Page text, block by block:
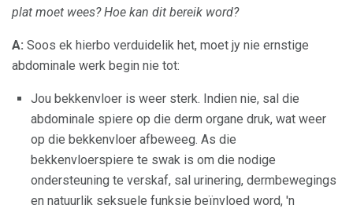
plat moet wees? Hoe kan dit bereik word?
A: Soos ek hierbo verduidelik het, moet jy nie ernstige
abdominale werk begin nie tot:
Jou bekkenvloer is weer sterk. Indien nie, sal die
abdominale spiere op die derm organe druk, wat weer
op die bekkenvloer afbeweeg. As die
bekkenvloerspiere te swak is om die nodige
ondersteuning te verskaf, sal urinering, dermbewegings
en natuurlik seksuele funksie beïnvloed word, 'n